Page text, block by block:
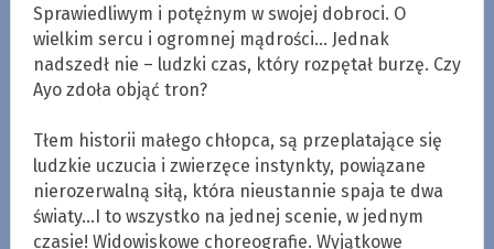
Sprawiedliwym i potężnym w swojej dobroci. O
wielkim sercu i ogromnej mądrości… Jednak
nadszedł nie – ludzki czas, który rozpętał burzę. Czy
Ayo zdoła objąć tron?
Tłem historii małego chłopca, są przeplatające się
ludzkie uczucia i zwierzęce instynkty, powiązane
nierozerwalną siłą, która nieustannie spaja te dwa
światy…I to wszystko na jednej scenie, w jednym
czasie! Widowiskowe choreografie. Wyjątkowe